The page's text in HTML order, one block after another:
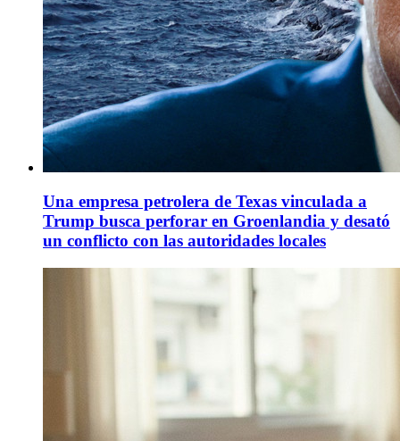
Una empresa petrolera de Texas vinculada a
Trump busca perforar en Groenlandia y desató
un conflicto con las autoridades locales